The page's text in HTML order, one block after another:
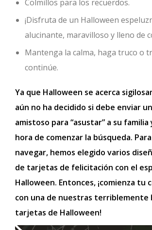
Colmillos para los recuerdos.
¡Disfruta de un Halloween
alucinante, maravilloso y lleno de
Mantenga la calma, haga truco o
continúe.
Ya que Halloween se acerca
aún no ha decidido si debe enviar
amistoso para “asustar” a su familia
hora de comenzar la búsqueda.
navegar, hemos elegido varios
de tarjetas de felicitación con el
Halloween. Entonces, ¡comienza tu
con una de nuestras terriblemente
tarjetas de Halloween!